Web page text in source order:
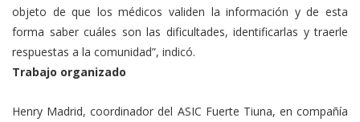
objeto de que los médicos validen la información y de esta
forma saber cuáles son las dificultades, identificarlas y traerle
respuestas a la comunidad”, indicó.
Trabajo organizado
Henry Madrid, coordinador del ASIC Fuerte Tiuna, en compañía